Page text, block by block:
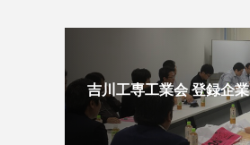
吉川工専工業会 登録企業